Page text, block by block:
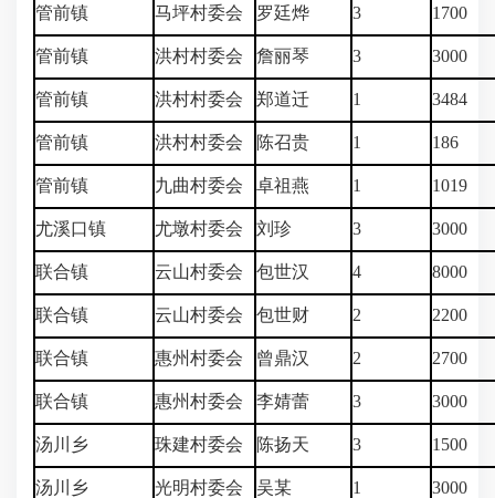
管前镇 马坪村委会 罗廷烨 3 1700
管前镇 洪村村委会 詹丽琴 3 3000
管前镇 洪村村委会 郑道迁 1 3484
管前镇 洪村村委会 陈召贵 1 186
管前镇 九曲村委会 卓祖燕 1 1019
尤溪口镇 尤墩村委会 刘珍 3 3000
联合镇 云山村委会 包世汉 4 8000
联合镇 云山村委会 包世财 2 2200
联合镇 惠州村委会 曾鼎汉 2 2700
联合镇 惠州村委会 李婧蕾 3 3000
汤川乡 珠建村委会 陈扬天 3 1500
汤川乡 光明村委会 吴某 1 3000